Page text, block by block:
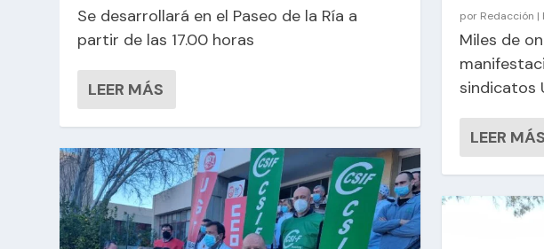
Se desarrollará en el Paseo de la Ría a
partir de las 17.00 horas
LEER MÁS
por Redacción |
Miles de
sindicatos
LEER MÁS